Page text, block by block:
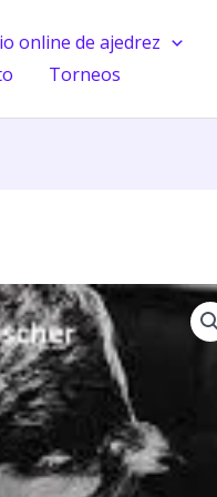
online de ajedrez
Torneos